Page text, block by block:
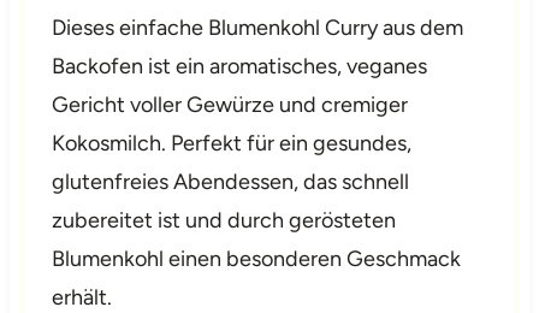
Dieses einfache Blumenkohl Curry aus dem
Backofen ist ein aromatisches, veganes
Gericht voller Gewürze und cremiger
Kokosmilch. Perfekt für ein gesundes,
glutenfreies Abendessen, das schnell
zubereitet ist und durch gerösteten
Blumenkohl einen besonderen Geschmack
erhält.